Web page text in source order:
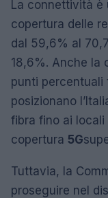
La connettività è
copertura delle
dal 59,6% al
18,6%. Anche la
punti percentuali
posizionano
fibra fino ai locali
copertura 5G
Tuttavia, la
proseguire nel